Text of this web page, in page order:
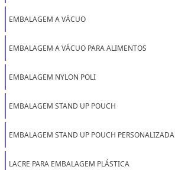
EMBALAGEM A VÁCUO
EMBALAGEM A VÁCUO PARA ALIMENTOS
EMBALAGEM NYLON POLI
EMBALAGEM STAND UP POUCH
EMBALAGEM STAND UP POUCH PERSONALIZADA
LACRE PARA EMBALAGEM PLÁSTICA